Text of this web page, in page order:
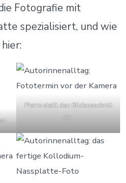
Fotografie mit
spezialisiert, und wie
Pierre stellt den Bildausschnitt
ein.